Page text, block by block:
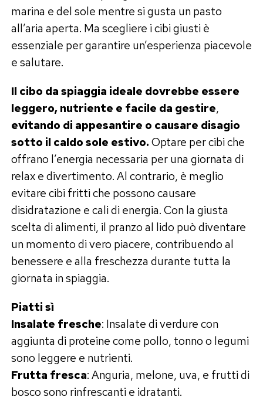
marina e del sole mentre si gusta un pasto
all’aria aperta. Ma scegliere i cibi giusti è
essenziale per garantire un’esperienza piacevole
e salutare.
Il cibo da spiaggia ideale dovrebbe essere
leggero, nutriente e facile da gestire,
evitando di appesantire o causare disagio
sotto il caldo sole estivo.Optare per cibi che
offrano l’energia necessaria per una giornata di
relax e divertimento. Al contrario, è meglio
evitare cibi fritti che possono causare
disidratazione e cali di energia. Con la giusta
scelta di alimenti, il pranzo al lido può diventare
un momento di vero piacere, contribuendo al
benessere e alla freschezza durante tutta la
giornata in spiaggia.
Piatti sì
Insalate fresche: Insalate di verdure con
aggiunta di proteine come pollo, tonno o legumi
sono leggere e nutrienti.
Frutta fresca: Anguria, melone, uva, e frutti di
bosco sono rinfrescanti e idratanti.